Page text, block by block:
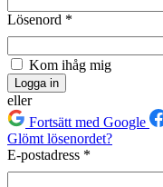
Lösenord *
Kom ihåg mig
Logga in
eller
Fortsätt med Google
Glömt lösenordet?
E-postadress *